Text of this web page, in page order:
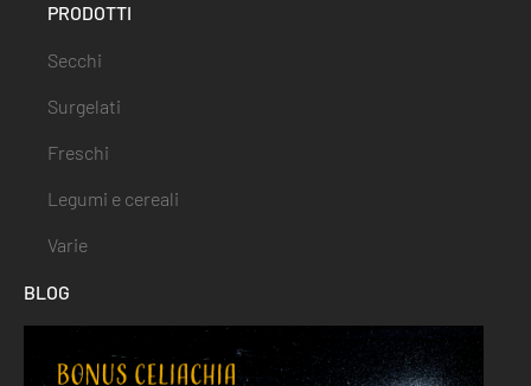
PRODOTTI
Secchi
Surgelati
Freschi
Legumi e cereali
Varie
BLOG